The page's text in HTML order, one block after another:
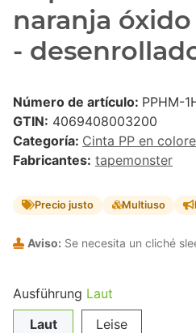
naranja
-
Número de artículo: PPHM-
GTIN: 4069408003200
Categoría: Cinta PP en
Fabricantes: tapemonster
Precio justo Multiuso
Aviso: Se necesita un cliché
Ausführung Laut
Laut
Leise